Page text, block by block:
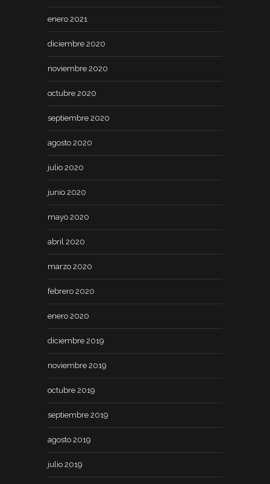
enero 2021
diciembre 2020
noviembre 2020
octubre 2020
septiembre 2020
agosto 2020
julio 2020
junio 2020
mayo 2020
abril 2020
marzo 2020
febrero 2020
enero 2020
diciembre 2019
noviembre 2019
octubre 2019
septiembre 2019
agosto 2019
julio 2019